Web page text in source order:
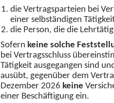
die Vertragsparteien bei
einer selbständigen
die Person, die die
Sofern keine solche
bei Vertragsschluss
Tätigkeit ausgegangen sind
ausübt, gegenüber dem
Dezember 2026 keine
einer Beschäftigung ein.